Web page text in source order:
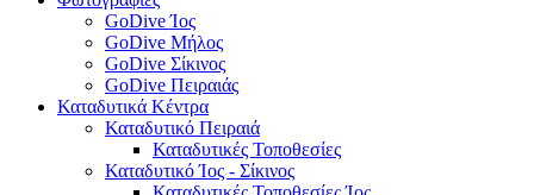
GoDive Ίος
GoDive Μήλος
GoDive Σίκινος
GoDive Πειραιάς
Καταδυτικά Κέντρα
Καταδυτικό Πειραιά
Καταδυτικές Τοποθεσίες
Καταδυτικό Ίος - Σίκινος